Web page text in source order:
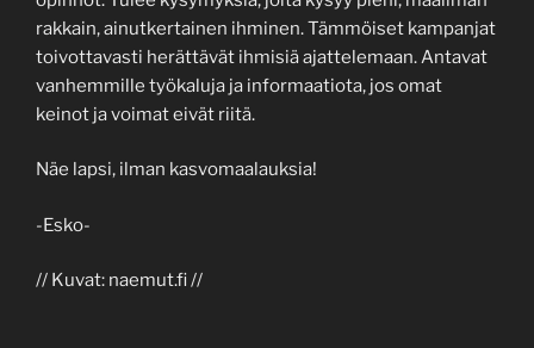
rakkain, ainutkertainen ihminen. Tämmöiset kampanjat
toivottavasti herättävät ihmisiä ajattelemaan. Antavat
vanhemmille työkaluja ja informaatiota, jos omat
keinot ja voimat eivät riitä.
Näe lapsi, ilman kasvomaalauksia!
-Esko-
// Kuvat: naemut.fi //